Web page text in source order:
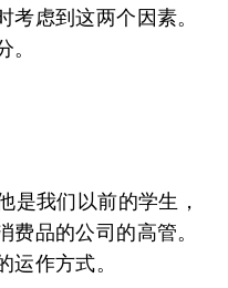
考虑到这两个因素。
是我们以前的学生，
品的公司的高管。
运作方式。